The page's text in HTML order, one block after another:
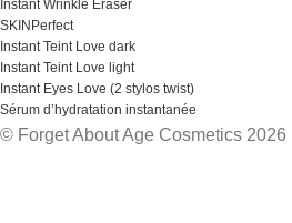
Instant Wrinkle Eraser
SKINPerfect
Instant Teint Love dark
Instant Teint Love light
Instant Eyes Love (2 stylos twist)
Sérum d’hydratation instantanée
© Forget About Age Cosmetics 2026 |